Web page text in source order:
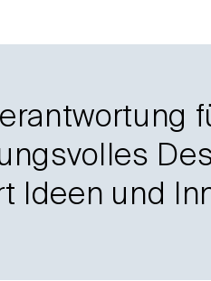
Ideen und